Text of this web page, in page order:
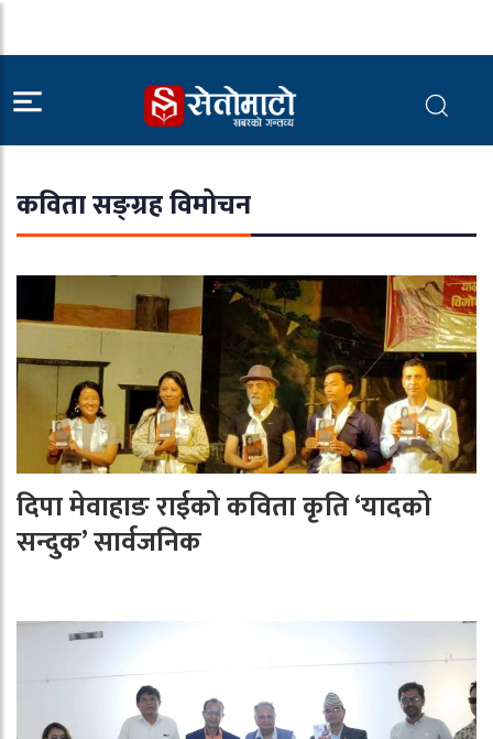
कविता सङ्ग्रह विमोचन
दिपा मेवाहाङ राईको कविता कृति ‘यादको
सन्दुक’ सार्वजनिक